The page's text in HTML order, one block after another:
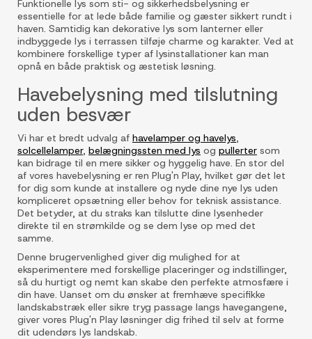
Funktionelle lys som sti- og sikkerhedsbelysning er
essentielle for at lede både familie og gæster sikkert rundt i
haven. Samtidig kan dekorative lys som lanterner eller
indbyggede lys i terrassen tilføje charme og karakter. Ved at
kombinere forskellige typer af lysinstallationer kan man
opnå en både praktisk og æstetisk løsning.
Havebelysning med tilslutning
uden besvær
Vi har et bredt udvalg af havelamper og havelys,
solcellelamper, belægningssten med lys og pullerter som
kan bidrage til en mere sikker og hyggelig have. En stor del
af vores havebelysning er ren Plug'n Play, hvilket gør det let
for dig som kunde at installere og nyde dine nye lys uden
kompliceret opsætning eller behov for teknisk assistance.
Det betyder, at du straks kan tilslutte dine lysenheder
direkte til en strømkilde og se dem lyse op med det
samme.
Denne brugervenlighed giver dig mulighed for at
eksperimentere med forskellige placeringer og indstillinger,
så du hurtigt og nemt kan skabe den perfekte atmosfære i
din have. Uanset om du ønsker at fremhæve specifikke
landskabstræk eller sikre tryg passage langs havegangene,
giver vores Plug'n Play løsninger dig frihed til selv at forme
dit udendørs lys landskab.